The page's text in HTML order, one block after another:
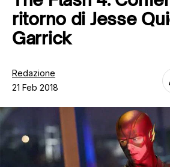
Tutti gli articoli
Chi siamo
ritorno di Jesse
Garrick
Redazione
21 Feb 2018